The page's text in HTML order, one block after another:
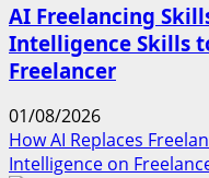
AI Freelancing
Intelligence Skills
Freelancer
01/08/2026
How AI Replaces
Intelligence on